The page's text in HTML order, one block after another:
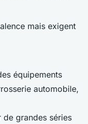
mais exigent
équipements
automobile,
grandes séries